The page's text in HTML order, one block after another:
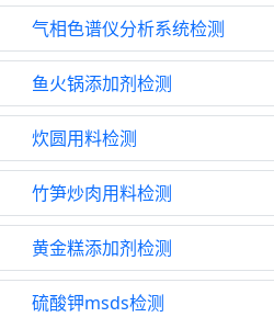
气相色谱仪分析系统检测
鱼火锅添加剂检测
炊圆用料检测
竹笋炒肉用料检测
黄金糕添加剂检测
硫酸钾msds检测